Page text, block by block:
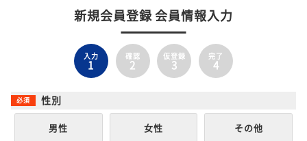
新規会員登録 会員情報入力
入力
1
確認
2
仮登録
3
完了
4
性別
男性 女性 その他